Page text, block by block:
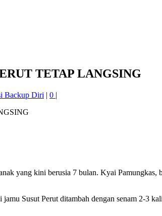
TETAP LANGSING
Backup Diri | 0 |
yang kini berusia 7 bulan. Kyai
Susut Perut ditambah dengan senam 2-3